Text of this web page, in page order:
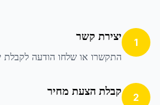
1 יצירת קשר
התקשרו או שלחו הודעה לקבלת
2 קבלת הצעת מחיר